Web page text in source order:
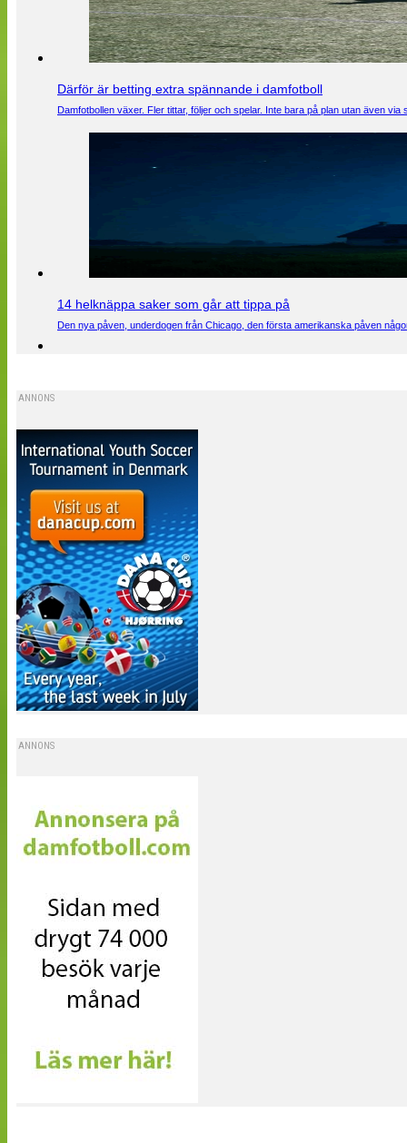
Därför är betting extra spännande i damfotboll
Damfotbollen växer. Fler tittar, följer och spelar. Inte bara på plan utan även
14 helknäppa saker som går att tippa på
Den nya påven, underdogen från Chicago, den första amerikanska påven
ANNONS
ANNONS